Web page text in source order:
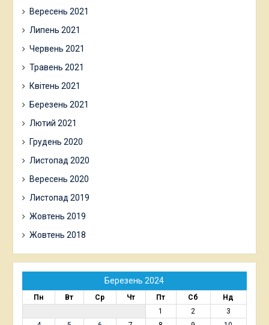
Вересень 2021
Липень 2021
Червень 2021
Травень 2021
Квітень 2021
Березень 2021
Лютий 2021
Грудень 2020
Листопад 2020
Вересень 2020
Листопад 2019
Жовтень 2019
Жовтень 2018
Березень 2024
Пн Вт Ср Чт Пт Сб
Нд
1
2
3